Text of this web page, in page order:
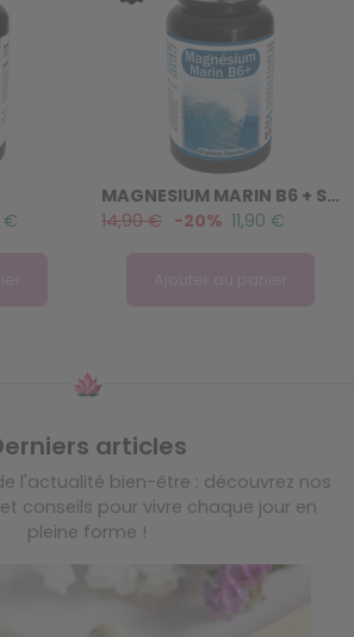
€
MAGNESIUM MARIN B6 + SYNERGIE
14,90 € -20% 11,90 €
articles
l'actualité bien-être : découvrez nos
conseils pour vivre chaque jour en
pleine forme !